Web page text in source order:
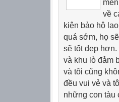
về
kiện bảo hộ
quá sớm, họ
sẽ tốt đẹp
và khu lò đảm
và tôi cũng
đều vui vẻ và
những con tàu